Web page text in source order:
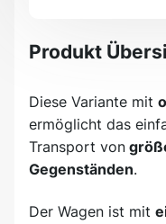
Produkt
Diese Variante mit
ermöglicht das
Transport von
Gegenständen.
Der Wagen ist mit